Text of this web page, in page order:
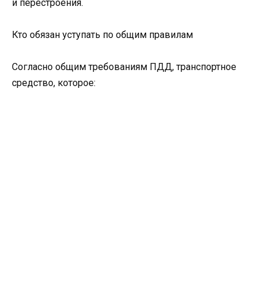
и перестроения.
Кто обязан уступать по общим правилам
Согласно общим требованиям ПДД, транспортное
средство, которое: